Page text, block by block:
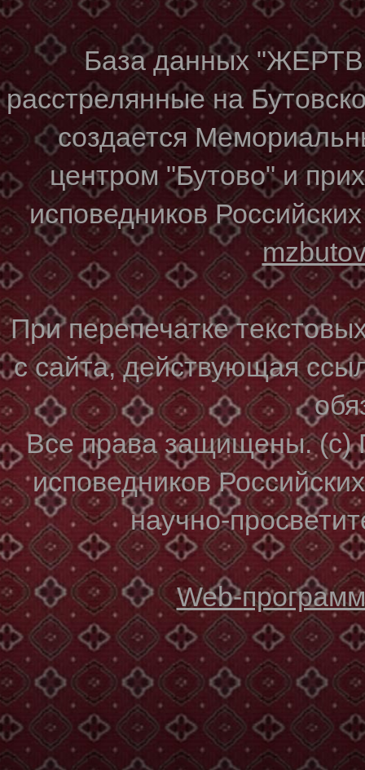
База данных
расстрелянные на
создается
центром "Бутово" и
исповедников
При перепечатке
с сайта, действующая
Все права защищены. (с)
исповедников
научно-
Web-